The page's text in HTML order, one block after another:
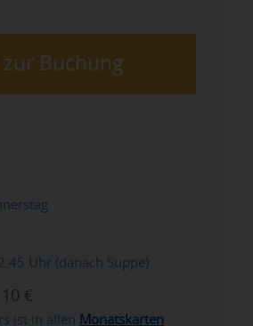
zur Buchung
Uhr (danach Suppe)
€
ist in allen Monatskarten